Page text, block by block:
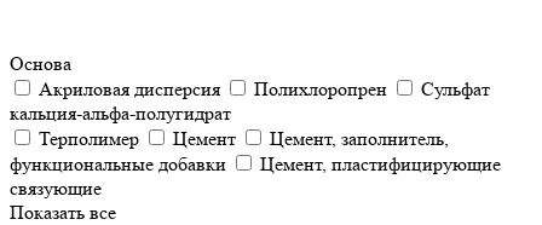
Основа
Акриловая дисперсия
Полихлоропрен
Сульфат
кальция-альфа-полугидрат
Терполимер
Цемент
Цемент, заполнитель,
функциональные добавки
Цемент, пластифицирующие
связующие
Показать все